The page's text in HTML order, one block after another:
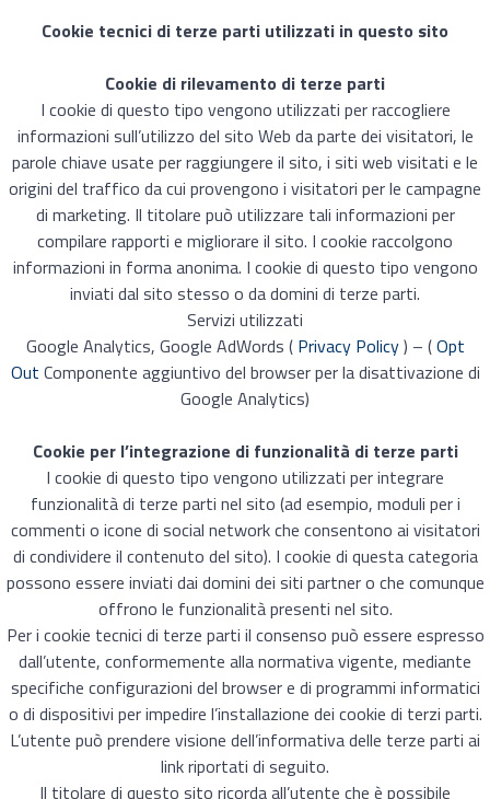
Cookie tecnici di terze parti utilizzati in questo sito
Cookie di rilevamento di terze parti
I cookie di questo tipo vengono utilizzati per raccogliere
informazioni sull’utilizzo del sito Web da parte dei visitatori, le
parole chiave usate per raggiungere il sito, i siti web visitati e le
origini del traffico da cui provengono i visitatori per le campagne
di marketing. Il titolare può utilizzare tali informazioni per
compilare rapporti e migliorare il sito. I cookie raccolgono
informazioni in forma anonima. I cookie di questo tipo vengono
inviati dal sito stesso o da domini di terze parti.
Servizi utilizzati
Google Analytics, Google AdWords ( Privacy Policy) – (Opt
Out Componente aggiuntivo del browser per la disattivazione di
Google Analytics)
Cookie per l’integrazione di funzionalità di terze parti
I cookie di questo tipo vengono utilizzati per integrare
funzionalità di terze parti nel sito (ad esempio, moduli per i
commenti o icone di social network che consentono ai visitatori
di condividere il contenuto del sito). I cookie di questa categoria
possono essere inviati dai domini dei siti partner o che comunque
offrono le funzionalità presenti nel sito.
Per i cookie tecnici di terze parti il consenso può essere espresso
dall’utente, conformemente alla normativa vigente, mediante
specifiche configurazioni del browser e di programmi informatici
o di dispositivi per impedire l’installazione dei cookie di terzi parti.
L’utente può prendere visione dell’informativa delle terze parti ai
link riportati di seguito.
Il titolare di questo sito ricorda all’utente che è possibile